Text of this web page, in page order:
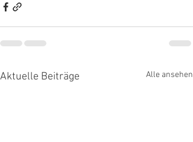
Aktuelle Beiträge Alle ansehen